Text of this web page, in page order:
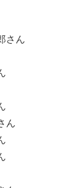
さん
ん